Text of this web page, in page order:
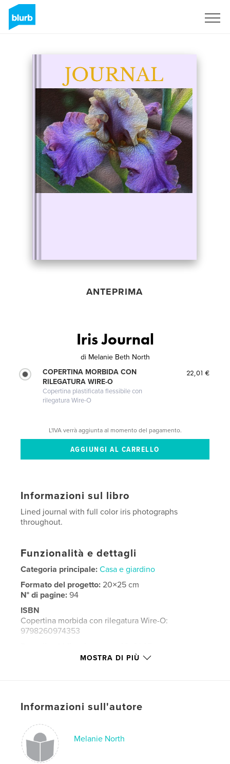
ANTEPRIMA
Iris Journal
di Melanie Beth North
COPERTINA MORBIDA CON
RILEGATURA WIRE-O
Copertina plastificata flessibile con
rilegatura Wire-O
22,01 €
L'IVA verrà aggiunta al momento del pagamento.
Informazioni sul libro
Lined journal with full color iris photographs
throughout.
Funzionalità e dettagli
Categoria principale: Casa e giardino
Formato del progetto:20×25 cm
N° di pagine:94
ISBN
Copertina morbida con rilegatura Wire-O:
9798260974353
irises , iris
MOSTRA DI PIÙ
Informazioni sull'autore
Melanie North